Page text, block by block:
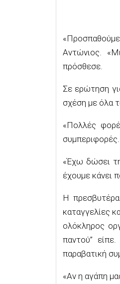
Αντώνιος.
πρόσθεσε.
Σε ερώτηση
σχέση με όλα
«Πολλές
«Έχω δώσει
έχουμε κάνει
Η
καταγγελίες
ολόκληρος
παντού”
παραβατική
«Αν η αγάπη